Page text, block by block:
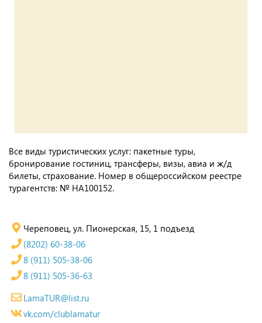
Все виды туристических услуг: пакетные туры,
бронирование гостиниц, трансферы, визы, авиа и ж/д
билеты, страхование. Номер в общероссийском реестре
турагентств: № НА100152.
Череповец, ул. Пионерская, 15, 1 подъезд
(8202) 60-38-06
8 (911) 505-38-06
8 (911) 505-36-63
LamaTUR@list.ru
vk.com/clublamatur